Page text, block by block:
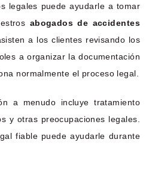
legales puede ayudarle a tomar
abogados de accidentes
a los clientes revisando los
a organizar la documentación
normalmente el proceso legal.
a menudo incluye tratamiento
y otras preocupaciones legales.
fiable puede ayudarle durante